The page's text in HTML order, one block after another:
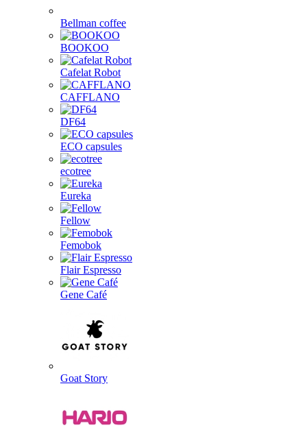
Bellman coffee
BOOKOO
Cafelat Robot
CAFFLANO
DF64
ECO capsules
ecotree
Eureka
Fellow
Femobok
Flair Espresso
Gene Café
Goat Story